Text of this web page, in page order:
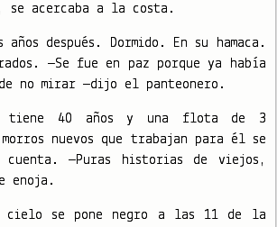
se acercaba a la costa.
años después. Dormido. En su hamaca.
—Se fue en paz porque ya había
no mirar —dijo el panteonero.
tiene 40 años y una flota de 3
morros nuevos que trabajan para él se
—Puras historias de viejos,
enoja.
se pone negro a las 11 de la